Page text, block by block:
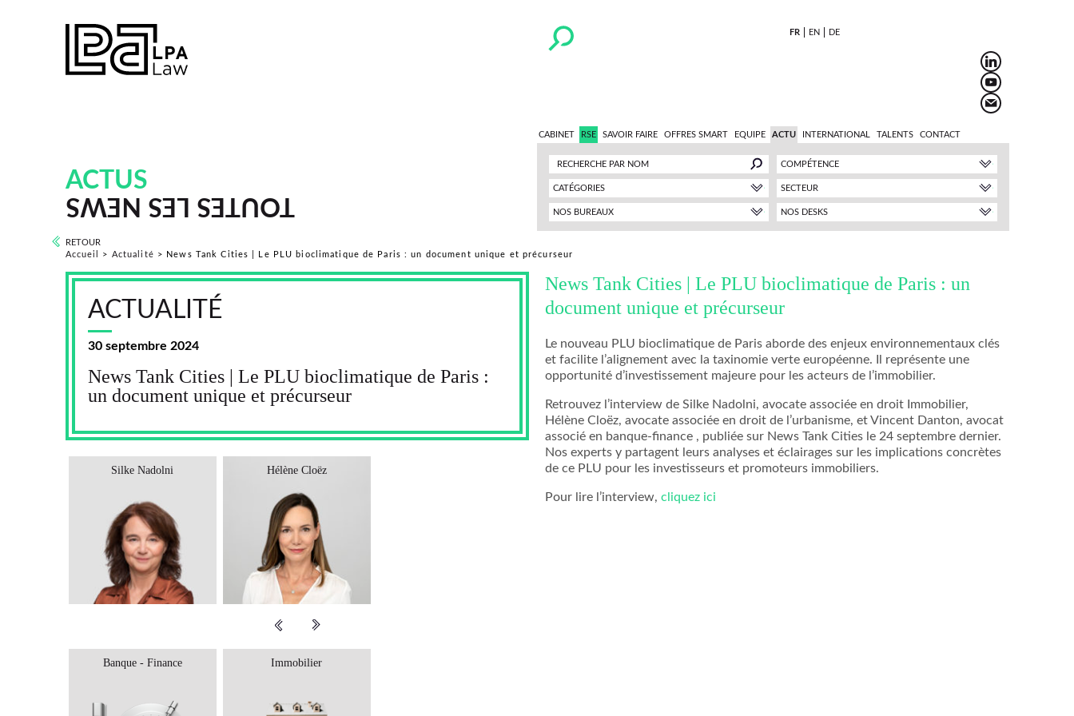
FR EN DE
CABINET RSE SAVOIR FAIRE OFFRES SMART EQUIPE ACTU INTERNATIONAL TALENTS CONTACT
ACTUS
TOUTES LES NEWS
RETOUR
Accueil
> Actualité > News Tank Cities | Le PLU bioclimatique de Paris : un document unique et précurseur
COMPÉTENCE
CATÉGORIES SECTEUR
NOS DESKS
NOS BUREAUX
ACTUALITÉ
30 septembre 2024
News Tank Cities | Le PLU bioclimatique de Paris :
un document unique et précurseur
Silke Nadolni Hélène Cloëz
Banque - Finance Immobilier
News Tank Cities | Le PLU bioclimatique de Paris : un
document unique et précurseur
Le nouveau PLU bioclimatique de Paris aborde des enjeux environnementaux clés
et facilite l’alignement avec la taxinomie verte européenne. Il représente une
opportunité d’investissement majeure pour les acteurs de l’immobilier.
Retrouvez l’interview de Silke Nadolni, avocate associée en droit Immobilier,
Hélène Cloëz, avocate associée en droit de l’urbanisme, et Vincent Danton, avocat
associé en banque-finance , publiée sur News Tank Cities le 24 septembre dernier.
Nos experts y partagent leurs analyses et éclairages sur les implications concrètes
de ce PLU pour les investisseurs et promoteurs immobiliers.
Pour lire l’interview,cliquez ici